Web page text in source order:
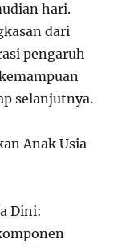
hari.
dari
pengaruh
selanjutnya.
Anak Usia
Dini: